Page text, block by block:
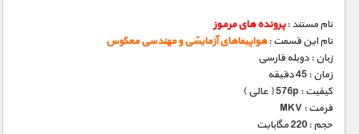
نام مستند :پرونده های مرموز
نام این قسمت :هواپیماهای آزمایشی و مهندسی معکوس
زبان : دوبله فارسی
زمان : 45 دقیقه
کیفیت : 576p ( عالی )
فرمت : MKV
حجم : 220 مگابایت